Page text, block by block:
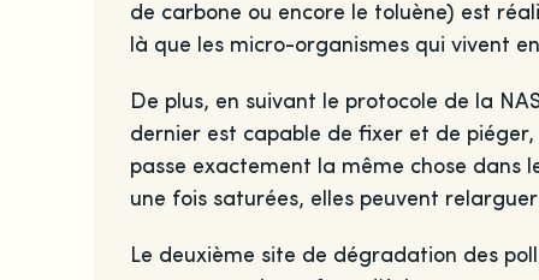
de carbone ou encore le toluène) est
là que les micro-organismes qui vivent
De plus, en suivant le protocole de la
dernier est capable de fixer et de piéger,
passe exactement la même chose dans
une fois saturées, elles peuvent
Le deuxième site de dégradation des